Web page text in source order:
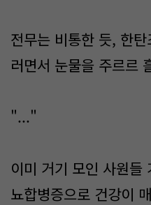
전무는 비통한 듯, 한
러면서 눈물을 주르르
"..."
이미 거기 모인 사원들
뇨합병증으로 건강이